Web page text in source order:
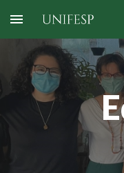
Skip to main content